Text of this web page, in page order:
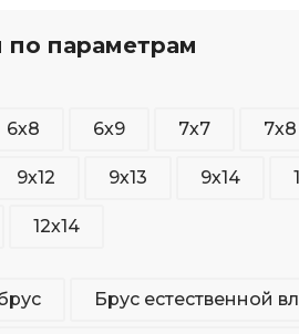
параметрам
6х8 6х9 7х7 7х8
9х12 9х13 9х14
12х14
Брус естественной